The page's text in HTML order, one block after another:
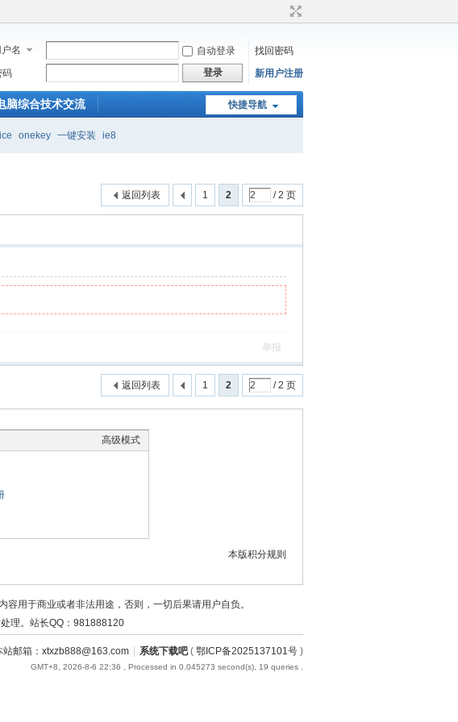
名 自动登录
找回密码
码
登录 新用户注册
快捷导航
脑综合技术交流
onekey 一键安装 ie8
1 2 / 2 页
返回列表
举报
1 2 / 2 页
返回列表
高级模式
本版积分规则
用于商业或者非法用途，否则，一切后果请用户自负。
理。站长QQ：981888120
站邮箱：xtxzb888@163.com 系统下载吧( 鄂ICP备2025137101号 )
GMT+8, 2026-8-6 22:36 , Processed in 0.045273 second(s), 19 queries .